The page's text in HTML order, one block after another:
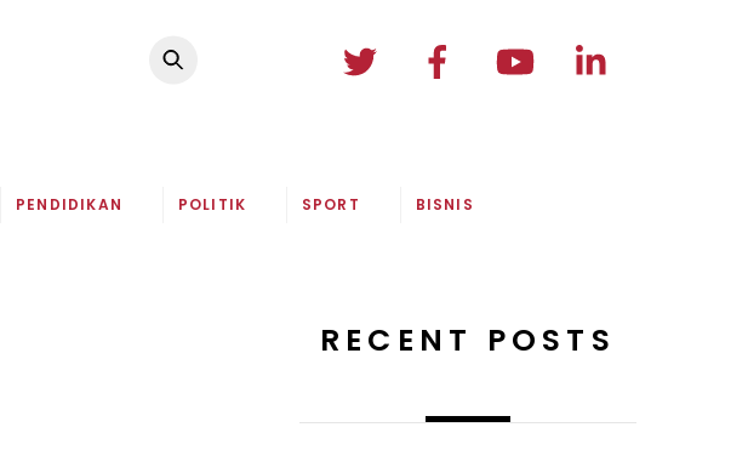
PENDIDIKAN POLITIK SPORT BISNIS
RECENT POSTS